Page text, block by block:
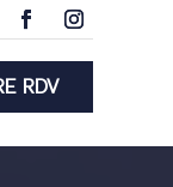
RDV